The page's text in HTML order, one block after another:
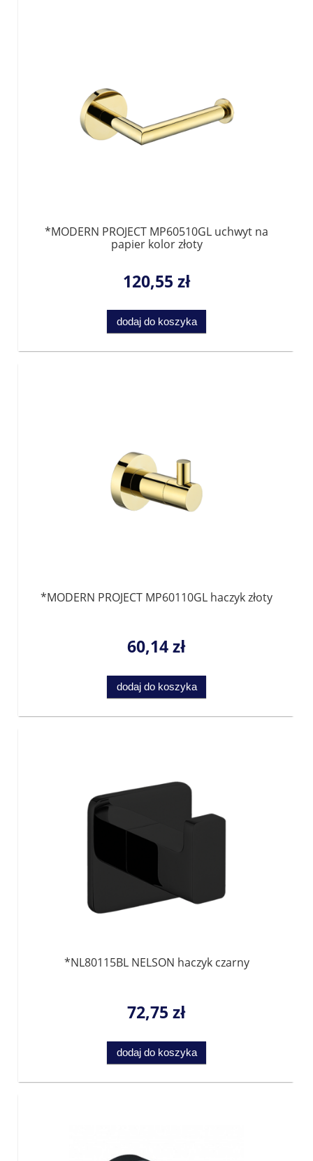
*MODERN PROJECT MP60510GL uchwyt na
papier kolor złoty
120,55 zł
dodaj do koszyka
*MODERN PROJECT MP60110GL haczyk złoty
60,14 zł
dodaj do koszyka
*NL80115BL NELSON haczyk czarny
72,75 zł
dodaj do koszyka